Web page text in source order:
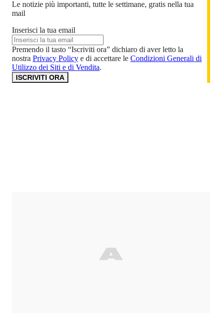
Le notizie più importanti, tutte le settimane, gratis nella tua
mail
Inserisci la tua email
Premendo il tasto “Iscriviti ora” dichiaro di aver letto la
nostra Privacy Policy e di accettare le Condizioni Generali di
Utilizzo dei Siti e di Vendita.
ISCRIVITI ORA